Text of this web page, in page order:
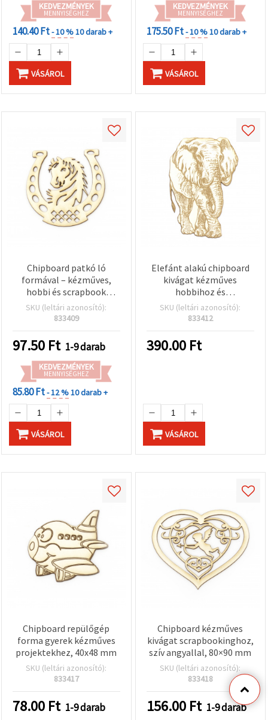
KEDVEZMÉNYEK
MENNYISÉGHEZ
140.40 Ft- 10 %10 darab +
VÁSÁROL
KEDVEZMÉNYEK
MENNYISÉGHEZ
175.50 Ft- 10 %10 darab +
VÁSÁROL
Chipboard patkó ló
formával – kézműves,
hobbi és scrapbook
dekorációhoz, 60×60 mm
SKU (leltári azonosító):
833409
97.50 Ft 1-9 darab
KEDVEZMÉNYEK
MENNYISÉGHEZ
85.80 Ft- 12 %10 darab +
VÁSÁROL
Elefánt alakú chipboard
kivágat kézműves
hobbihoz és
scrapbookinghoz, 110x75
mm
SKU (leltári azonosító):
833412
390.00 Ft
VÁSÁROL
Chipboard repülőgép
forma gyerek kézműves
projektekhez, 40x48 mm
SKU (leltári azonosító):
833417
78.00 Ft 1-9 darab
Chipboard kézműves
kivágat scrapbookinghoz,
szív angyallal, 80×90 mm
SKU (leltári azonosító):
833418
156.00 Ft 1-9 darab